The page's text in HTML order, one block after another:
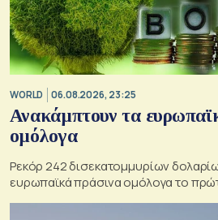
WORLD 06.08.2026, 23:25
Ανακάμπτουν τα
ομόλογα
Ρεκόρ 242 δισεκατομμυρίων
ευρωπαϊκά πράσινα ομόλογα το